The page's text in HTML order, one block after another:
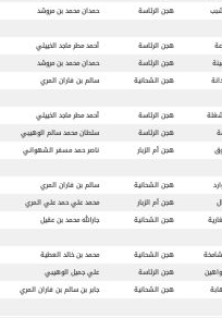
هجن الرئاسة حمدان محمد بن مروشد
هجن الرئاسة أحمد مطر ماجد الخييلي
هجن الرئاسة حمدان محمد بن مروشد
هجن الشحانية سالم بن فاران المري
هجن الرئاسة أحمد مطر ماجد الخييلي
هجن الرئاسة سلطان محمد سالم الوهيبي
هجن أم الزبار ناصر حمد مسفر الشهواني
هجن الشحانية سالم بن فاران المري
هجن أم الزبار محمد علي حمد علي المري
هجن الشحانية جارالله محمد بن عقيل
هجن الشحانية محمد بن خالد العطية
هجن الرئاسة علي جميل الوهيبي
هجن الشحانية جابر بن سالم بن فاران المري